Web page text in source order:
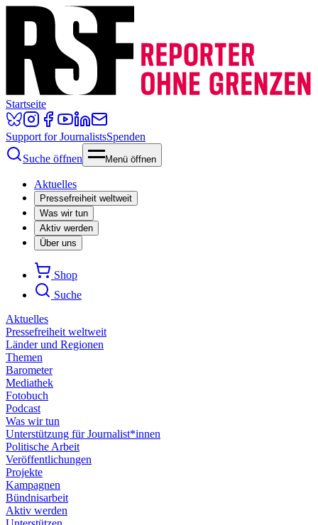
Startseite
Support for JournalistsSpenden
Suche öffnen
Menü öffnen
Aktuelles
Pressefreiheit weltweit
Was wir tun
Aktiv werden
Über uns
Shop
Suche
Aktuelles
Pressefreiheit weltweit
Länder und Regionen
Themen
Barometer
Mediathek
Fotobuch
Podcast
Was wir tun
Unterstützung für Journalist*innen
Politische Arbeit
Veröffentlichungen
Projekte
Kampagnen
Bündnisarbeit
Aktiv werden